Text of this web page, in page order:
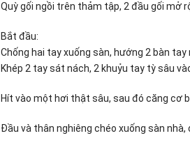
Quỳ gối ngồi trên thảm tập, 2 đầu gối mở
Bắt đầu:
Chống hai tay xuống sàn, hướng 2 bàn
Khép 2 tay sát nách, 2 khuỷu tay tỳ sâu
Hít vào một hơi thật sâu, sau đó căng cơ
Đầu và thân nghiêng chéo xuống sàn